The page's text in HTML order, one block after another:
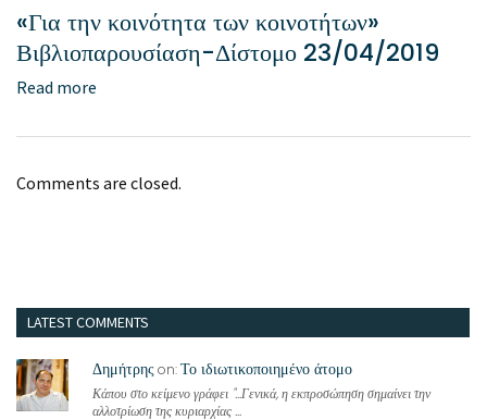
«Για την κοινότητα των κοινοτήτων»
Βιβλιοπαρουσίαση-Δίστομο 23/04/2019
Read more
Comments are closed.
LATEST COMMENTS
Δημήτρηςon:Το ιδιωτικοποιημένο άτομο
Κάπου στο κείμενο γράφει "...Γενικά, η εκπροσώπηση σημαίνει την
αλλοτρίωση της κυριαρχίας ...